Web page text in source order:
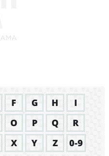
F G H
I
O P Q
R
X Y Z
0-9